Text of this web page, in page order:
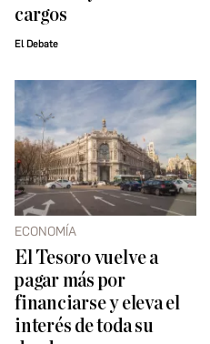
cargos
El Debate
ECONOMÍA
El Tesoro vuelve a
pagar más por
financiarse y eleva el
interés de toda su